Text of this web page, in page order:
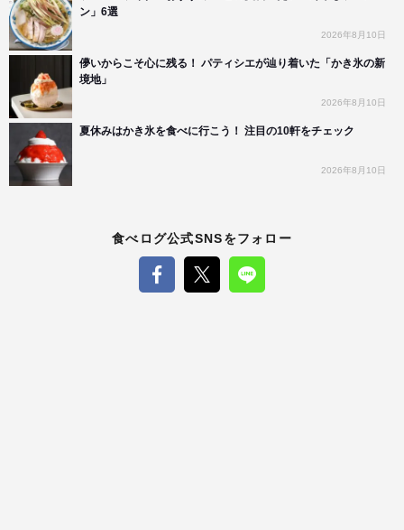
ン」6選
2026年8月10日
儚いからこそ心に残る！ パティシエが辿り着いた「かき氷の新
境地」
2026年8月10日
夏休みはかき氷を食べに行こう！ 注目の10軒をチェック
2026年8月10日
食べログ公式SNSをフォロー